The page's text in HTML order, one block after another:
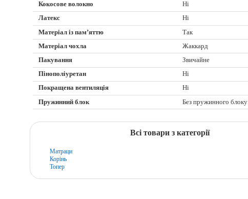
Кокосове волокно
Ні
Латекс
Ні
Матеріал із пам’яттю
Так
Матеріал чохла
Жаккард
Пакування
Звичайне
Пінополіуретан
Ні
Покращена вентиляція
Ні
Пружинний блок
Без пружинного блоку
Всі товари з категорії
Матраци
Корінь
Топер